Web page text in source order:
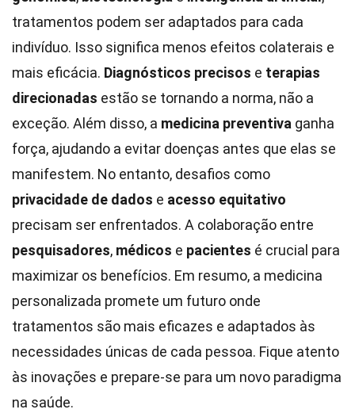
tratamentos podem ser adaptados para cada
indivíduo. Isso significa menos efeitos colaterais e
mais eficácia. Diagnósticos precisos e terapias
direcionadas estão se tornando a norma, não a
exceção. Além disso, a medicina preventiva ganha
força, ajudando a evitar doenças antes que elas se
manifestem. No entanto, desafios como
privacidade de dados e acesso equitativo
precisam ser enfrentados. A colaboração entre
pesquisadores, médicos e pacientes é crucial para
maximizar os benefícios. Em resumo, a medicina
personalizada promete um futuro onde
tratamentos são mais eficazes e adaptados às
necessidades únicas de cada pessoa. Fique atento
às inovações e prepare-se para um novo paradigma
na saúde.